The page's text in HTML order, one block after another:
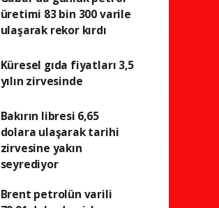
üretimi 83 bin 300 varile
ulaşarak rekor kırdı
Küresel gıda fiyatları 3,5
yılın zirvesinde
Bakırın libresi 6,65
dolara ulaşarak tarihi
zirvesine yakın
seyrediyor
Brent petrolün varili